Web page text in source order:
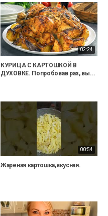
02:24
КУРИЦА С КАРТОШКОЙ В
ДУХОВКЕ. Попробовав раз, вы...
00:54
Жареная картошка,вкусная.